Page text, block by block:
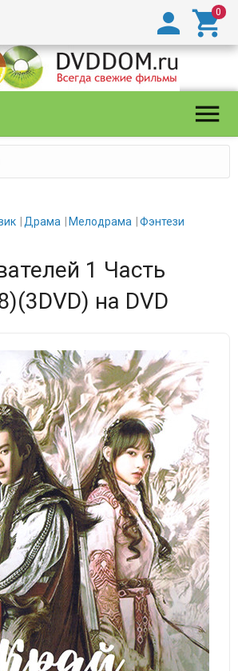



Драма Мелодрама Фэнтези
1 Часть
на DVD